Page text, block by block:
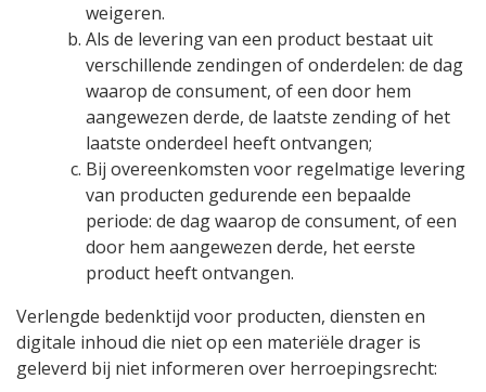
weigeren.
Als de levering van een product bestaat uit
verschillende zendingen of onderdelen: de dag
waarop de consument, of een door hem
aangewezen derde, de laatste zending of het
laatste onderdeel heeft ontvangen;
Bij overeenkomsten voor regelmatige levering
van producten gedurende een bepaalde
periode: de dag waarop de consument, of een
door hem aangewezen derde, het eerste
product heeft ontvangen.
Verlengde bedenktijd voor producten, diensten en
digitale inhoud die niet op een materiële drager is
geleverd bij niet informeren over herroepingsrecht: